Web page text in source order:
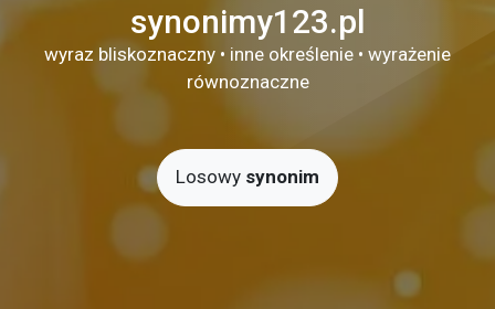
synonimy123.pl
wyraz bliskoznaczny • inne określenie • wyrażenie
równoznaczne
Losowy synonim